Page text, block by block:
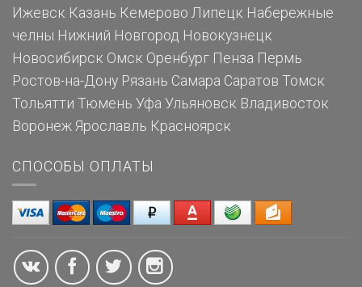
Ижевск Казань Кемерово Липецк Набережные
челны Нижний Новгород Новокузнецк
Новосибирск Омск Оренбург Пенза Пермь
Ростов-на-Дону Рязань Самара Саратов Томск
Тольятти Тюмень Уфа Ульяновск Владивосток
Воронеж Ярославль Красноярск
СПОСОБЫ ОПЛАТЫ